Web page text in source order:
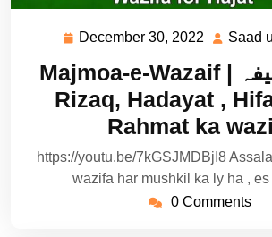
December 30, 2022 December
2022
Saad
Majmoa-e-Wazaif | جامع وظیفہ |
Rizaq, Hadayat ,
Rahmat ka
https://youtu.be/7kGSJMDBjI8
wazifa har mushkil ka ly ha ,
0 Comments